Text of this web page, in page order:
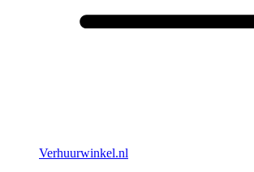
Verhuurwinkel.nl